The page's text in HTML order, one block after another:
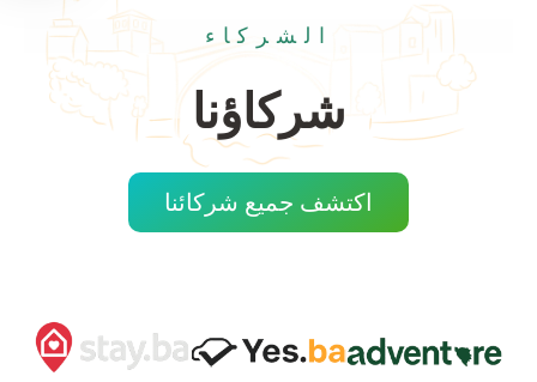
الشركاء
شركاؤنا
اكتشف جميع شركائنا